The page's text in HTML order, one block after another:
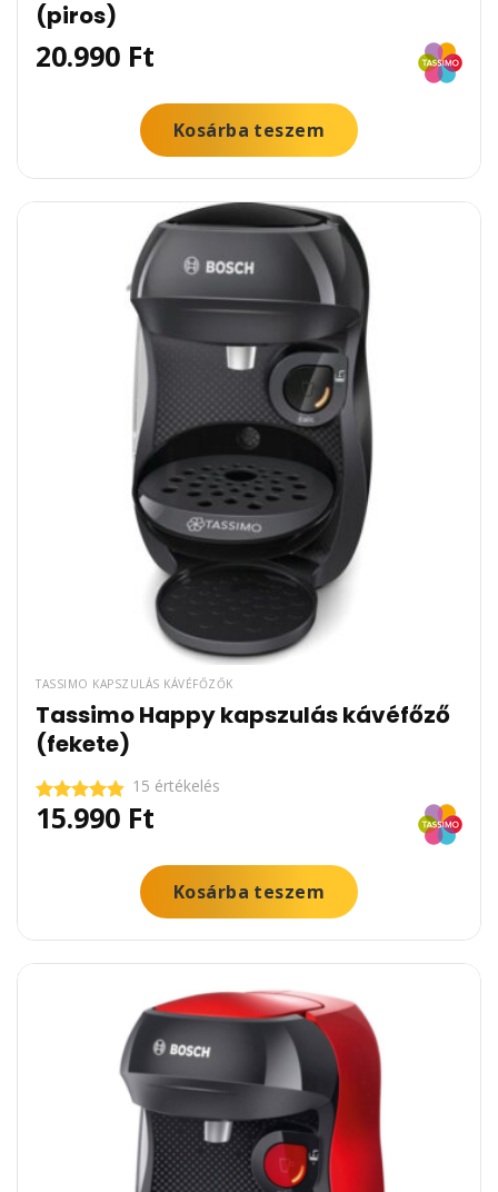
(piros)
20.990 Ft
Kosárba teszem
TASSIMO KAPSZULÁS KÁVÉFŐZŐK
Tassimo Happy kapszulás kávéfőző
(fekete)
Értékelés:
4.80 / 5
15 értékelés
15.990 Ft
Kosárba teszem